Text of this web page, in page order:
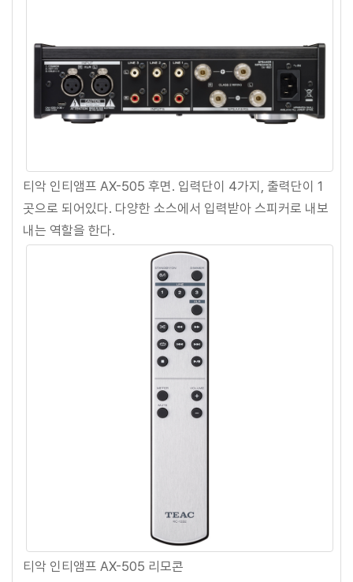
티악 인티앰프 AX-505 후면. 입력단이 4가지, 출력단이 1
곳으로 되어있다. 다양한 소스에서 입력받아 스피커로 내보
내는 역할을 한다.
티악 인티앰프 AX-505 리모콘